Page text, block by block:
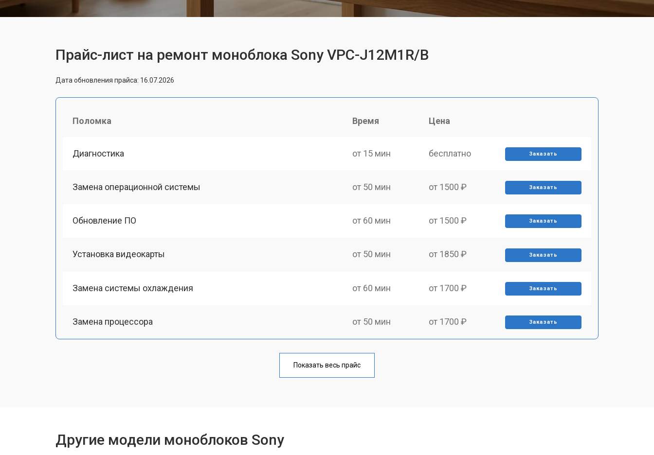
Прайс-лист на ремонт моноблока Sony VPC-J12M1R/B
Дата обновления прайса: 16.07.2026
Поломка Время Цена
Диагностика от 15 мин бесплатно Заказать
Замена операционной системы от 50 мин от 1500 ₽ Заказать
Обновление ПО от 60 мин от 1500 ₽ Заказать
Установка видеокарты от 50 мин от 1850 ₽ Заказать
Замена системы охлаждения от 60 мин от 1700 ₽ Заказать
Замена процессора от 50 мин от 1700 ₽ Заказать
от 60 мин
Показать весь прайс
Другие модели моноблоков Sony